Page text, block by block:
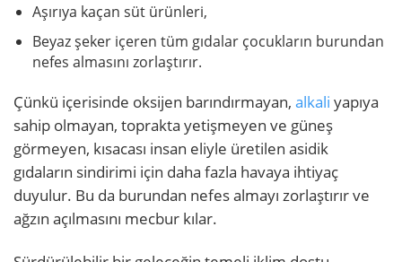
Aşırıya kaçan süt ürünleri,
Beyaz şeker içeren tüm gıdalar çocukların burundan
nefes almasını zorlaştırır.
Çünkü içerisinde oksijen barındırmayan, alkali yapıya
sahip olmayan, toprakta yetişmeyen ve güneş
görmeyen, kısacası insan eliyle üretilen asidik
gıdaların sindirimi için daha fazla havaya ihtiyaç
duyulur. Bu da burundan nefes almayı zorlaştırır ve
ağzın açılmasını mecbur kılar.